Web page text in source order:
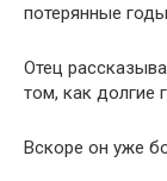
потерянные
Отец
том, как долгие
Вскоре он уже